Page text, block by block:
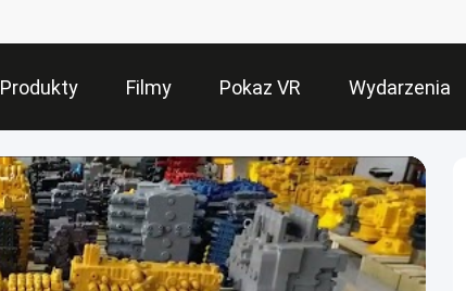
Produkty Filmy Pokaz VR Wydarzenia